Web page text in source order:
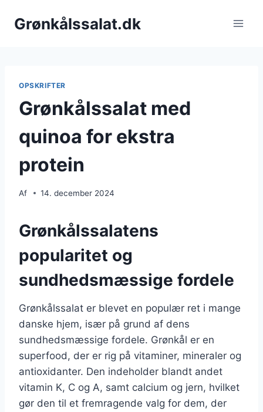
Grønkålssalat.dk
OPSKRIFTER
Grønkålssalat med
quinoa for ekstra
protein
Af 14. december 2024
Grønkålssalatens
popularitet og
sundhedsmæssige fordele
Grønkålssalat er blevet en populær ret i mange
danske hjem, især på grund af dens
sundhedsmæssige fordele. Grønkål er en
superfood, der er rig på vitaminer, mineraler og
antioxidanter. Den indeholder blandt andet
vitamin K, C og A, samt calcium og jern, hvilket
gør den til et fremragende valg for dem, der